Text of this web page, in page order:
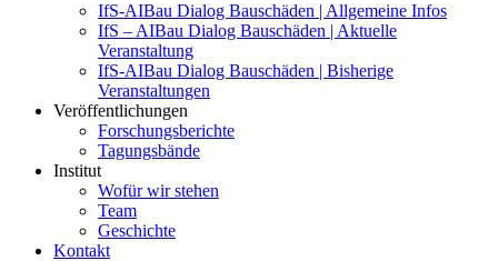
IfS-AIBau Dialog Bauschäden | Allgemeine Infos
IfS – AIBau Dialog Bauschäden | Aktuelle
Veranstaltung
IfS-AIBau Dialog Bauschäden | Bisherige
Veranstaltungen
Veröffentlichungen
Forschungsberichte
Tagungsbände
Institut
Wofür wir stehen
Team
Geschichte
Kontakt